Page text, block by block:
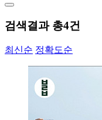
검색결과 총4건
최신순 정확도순